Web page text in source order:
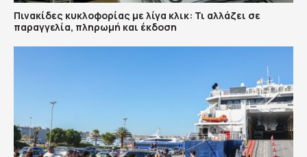
Πινακίδες κυκλοφορίας με λίγα κλικ: Τι αλλάζει σε
παραγγελία, πληρωμή και έκδοση